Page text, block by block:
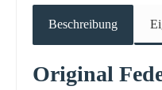
Beschreibung
Original